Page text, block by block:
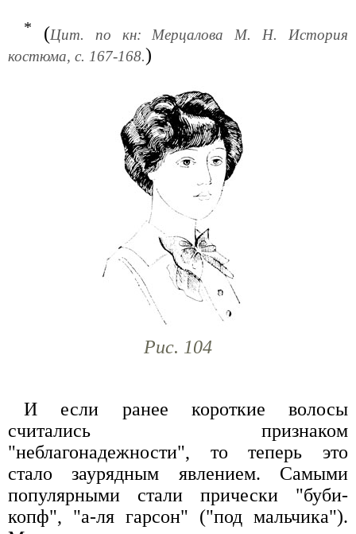
* (Цит. по кн: Мерцалова М. Н. История
костюма, с. 167-168.)
Рис. 104
И если ранее короткие волосы
считались признаком
"неблагонадежности", то теперь это
стало заурядным явлением. Самыми
популярными стали прически "буби-
копф", "а-ля гарсон" ("под мальчика").